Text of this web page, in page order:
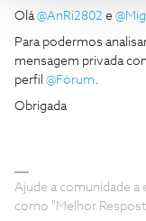
Olá@AnRi2802 e
Para podermos
mensagem privada
perfil @Fórum.
Obrigada
Ajude a comunidade
como "Melhor